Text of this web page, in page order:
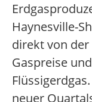
Haynesville-
direkt von der
Gaspreise
neuer